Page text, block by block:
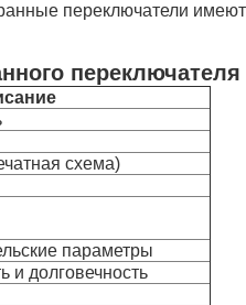
переключатели
переключателя
схема)
параметры
и долговечность